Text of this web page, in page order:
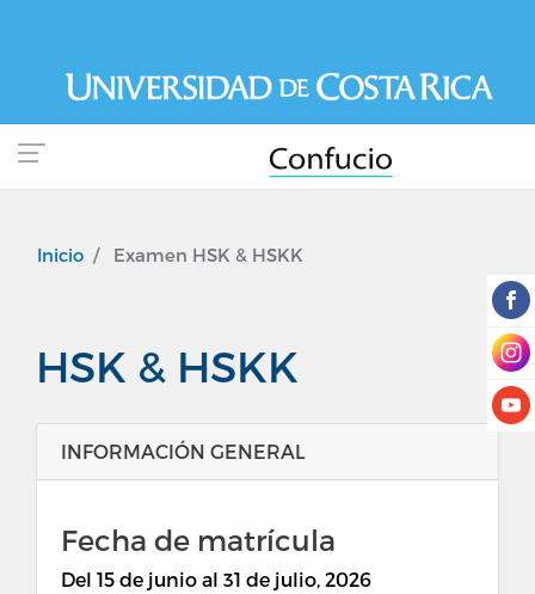
contenido
principal
Inicio Examen HSK & HSKK
HSK & HSKK
INFORMACIÓN GENERAL
Fecha de matrícula
Del 15 de junio al 31 de julio, 2026